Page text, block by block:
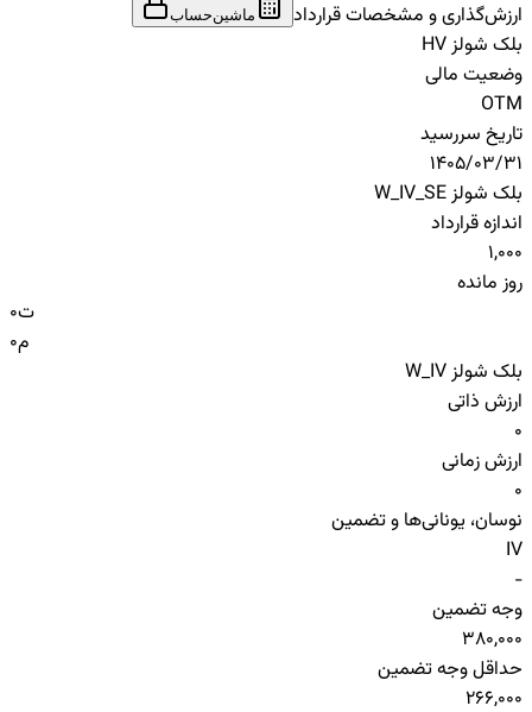
ارزش‌گذاری و مشخصات قرارداد
ماشین‌حساب
بلک شولز HV
وضعیت مالی
OTM
تاریخ سررسید
1405/03/31
بلک شولز W_IV_SE
اندازه قرارداد
1,000
روز مانده
0ت
0م
بلک شولز W_IV
ارزش ذاتی
0
ارزش زمانی
0
نوسان، یونانی‌ها و تضمین
IV
-
وجه تضمین
380,000
حداقل وجه تضمین
266,000